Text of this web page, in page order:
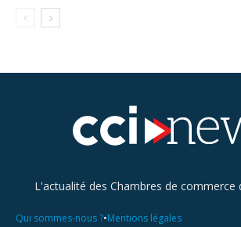
L'actualité des Chambres de commerce
Qui sommes-nous ?•Mentions légales